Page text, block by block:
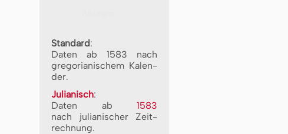
Standard:
Daten ab 1583 nach
gre­go­ri­a­ni­schem Ka­len­
der.
Julianisch:
Daten ab 1583
nach ju­li­a­ni­scher Zeit­
rech­nung.